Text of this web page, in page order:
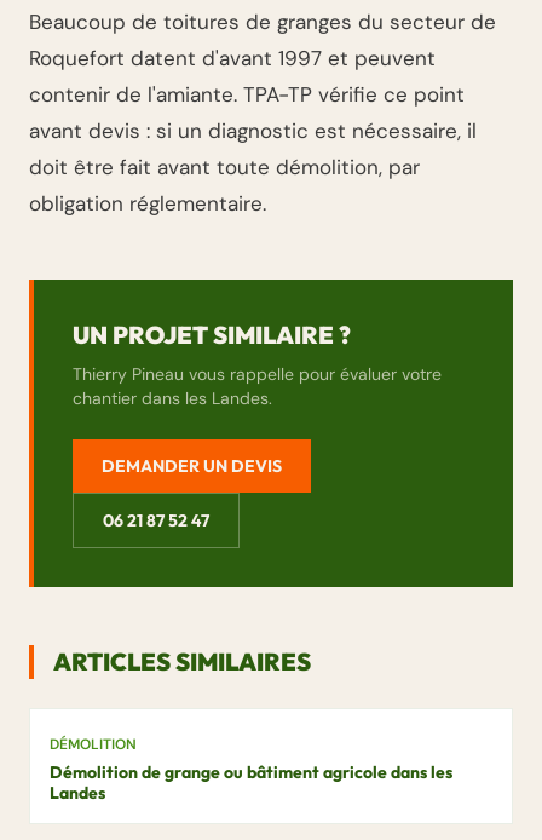
Beaucoup de toitures de granges du secteur de
Roquefort datent d'avant 1997 et peuvent
contenir de l'amiante. TPA-TP vérifie ce point
avant devis : si un diagnostic est nécessaire, il
doit être fait avant toute démolition, par
obligation réglementaire.
UN PROJET SIMILAIRE ?
Thierry Pineau vous rappelle pour évaluer votre
chantier dans les Landes.
DEMANDER UN DEVIS
06 21 87 52 47
ARTICLES SIMILAIRES
DÉMOLITION
Démolition de grange ou bâtiment agricole dans les
Landes